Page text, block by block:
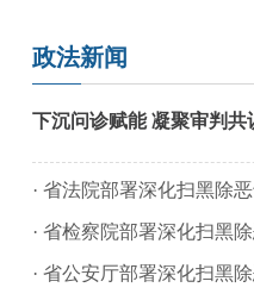
政法新闻
下沉问诊赋能 凝聚审判
· 省法院部署深化扫黑除
· 省检察院部署深化扫黑
· 省公安厅部署深化扫黑